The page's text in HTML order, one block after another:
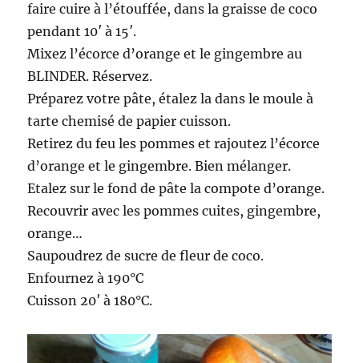
faire cuire à l’étouffée, dans la graisse de coco
pendant 10′ à 15′.
Mixez l’écorce d’orange et le gingembre au
BLINDER. Réservez.
Préparez votre pâte, étalez la dans le moule à
tarte chemisé de papier cuisson.
Retirez du feu les pommes et rajoutez l’écorce
d’orange et le gingembre. Bien mélanger.
Etalez sur le fond de pâte la compote d’orange.
Recouvrir avec les pommes cuites, gingembre,
orange…
Saupoudrez de sucre de fleur de coco.
Enfournez à 190°C
Cuisson 20′ à 180°C.